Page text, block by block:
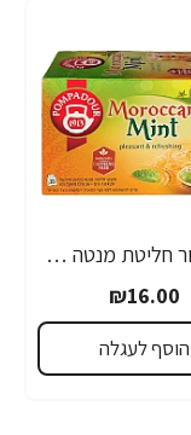
פומפדור חליטת מנטה מרוקאית 20 שקיקים - מבית POMDADOUR
₪16.00
הוסף לעגלה